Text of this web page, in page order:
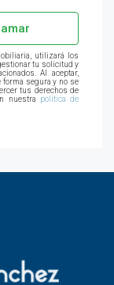
utilizará los
tu solicitud y
Al aceptar,
forma segura y no se
tus derechos de
nuestra
política de